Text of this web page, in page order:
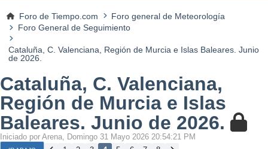
Foro de Tiempo.com
Foro general de Meteorología
Foro General de Seguimiento
Cataluña, C. Valenciana, Región de Murcia e Islas Baleares. Junio
de 2026.
Cataluña, C. Valenciana,
Región de Murcia e Islas
Baleares. Junio de 2026.
Iniciado por Arena, Domingo 31 Mayo 2026 20:54:21 PM